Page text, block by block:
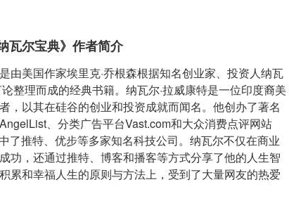
瓦尔宝典》作者简介
由美国作家埃里克·乔根森根据知名创业家、投资人纳瓦
整理而成的经典书籍。纳瓦尔·拉威康特是一位印度裔美
，以其在硅谷的创业和投资成就而闻名。他创办了著名
、分类广告平台Vast.com和大众消费点评网站
了推特、优步等多家知名科技公司。纳瓦尔不仅在商业
功，还通过推特、博客和播客等方式分享了他的人生智
累和幸福人生的原则与方法上，受到了大量网友的热爱